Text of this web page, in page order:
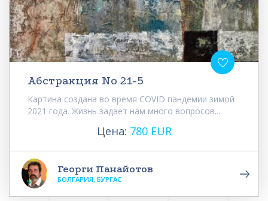
Абстракция No 21-5
Картина создана во время COVID пандемии зимой
2021 года. Жизнь задает нам много вопросов....
Цена: 780 EUR
Георги Панайотов
БОЛГАРИЯ, БУРГАС